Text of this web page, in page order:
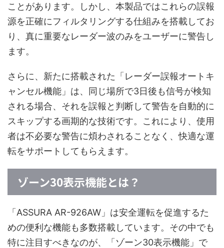
ことがあります。しかし、本製品ではこれらの誤報
源を正確にフィルタリングする仕組みを搭載してお
り、真に重要なレーダー波のみをユーザーに警告し
ます。
さらに、新たに搭載された「レーダー誤報オートキ
ャンセル機能」は、同じ場所で3日後も信号が検知
される場合、それを誤報と判断して警告を自動的に
スキップする画期的な技術です。これにより、使用
者は不必要な警告に煩わされることなく、快適な運
転をサポートしてもらえます。
ゾーン30表示機能とは？
「ASSURA AR-926AW」は安全運転を促進するた
めの便利な機能も多数搭載しています。その中でも
特に注目すべきなのが、「ゾーン30表示機能」で